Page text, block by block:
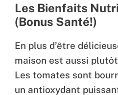
Les Bienfaits
(Bonus Santé!)
En plus d’être
maison est aussi
Les tomates sont
un antioxydant